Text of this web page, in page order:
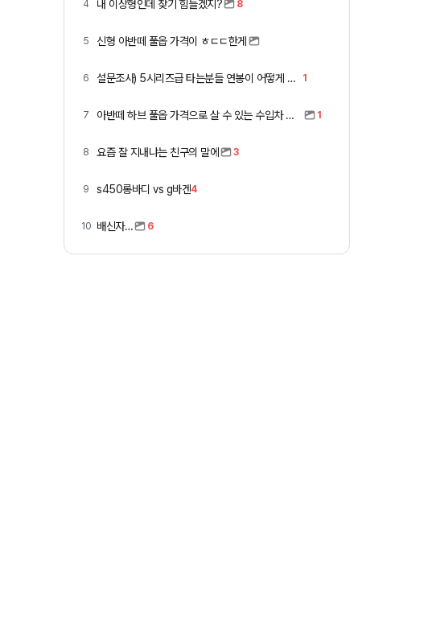
4 내 이상형인데 찾기 힘들겠지? 8
5 신형 아반떼 풀옵 가격이 ㅎㄷㄷ한게
6 설문조사) 5시리즈급 타는분들 연봉이 어떻게 되세요 1
7 아반떼 하브 풀옵 가격으로 살 수 있는 수입차 모아봄 1
8 요즘 잘 지내냐는 친구의 말에 3
9 s450롱바디 vs g바겐4
10 배신자… 6